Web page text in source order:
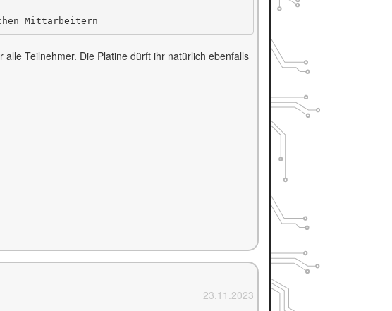
Teilnehmer. Die Platine dürft ihr natürlich ebenfalls
23.11.2023